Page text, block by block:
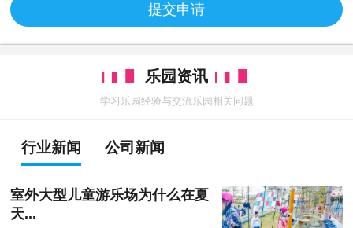
提交申请
乐园资讯
学习乐园经验与交流乐园相关问题
行业新闻 公司新闻
室外大型儿童游乐场为什么在夏
天...